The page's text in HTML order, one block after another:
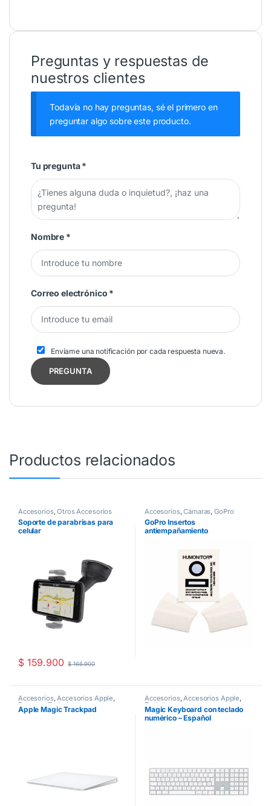
Preguntas y respuestas de
nuestros clientes
Todavía no hay preguntas, sé el primero en
preguntar algo sobre este producto.
Tu pregunta*
Nombre *
Correo electrónico *
Envíame una notificación por cada respuesta nueva.
Productos relacionados
Accesorios,Otros Accesorios
Soporte de parabrisas para
celular
$159.900 $166.900
Accesorios,Cámaras,GoPro
GoPro Insertos
antiempañamiento
Accesorios,Accesorios Apple,
Ratones ,Teclados
Apple Magic Trackpad
Accesorios,Accesorios Apple,
Teclados
Magic Keyboard con teclado
numérico – Español